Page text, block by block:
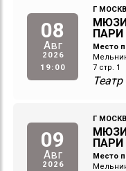
08
Авг
2026
19:00
Г
Место
7 стр. 1
09
Авг
2026
Г
Место